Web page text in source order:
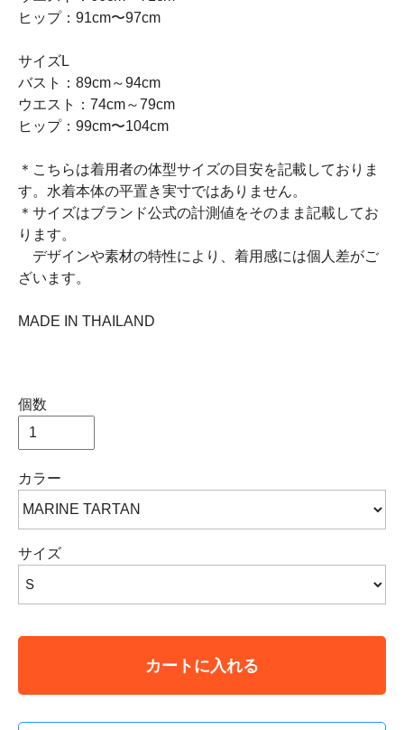
ヒップ：91cm〜97cm
サイズL
バスト：89cm～94cm
ウエスト：74cm～79cm
ヒップ：99cm〜104cm
＊こちらは着用者の体型サイズの目安を記載しておりま
す。水着本体の平置き実寸ではありません。
＊サイズはブランド公式の計測値をそのまま記載してお
ります。
デザインや素材の特性により、着用感には個人差がご
ざいます。
MADE IN THAILAND
個数
カラー
サイズ
カートに入れる